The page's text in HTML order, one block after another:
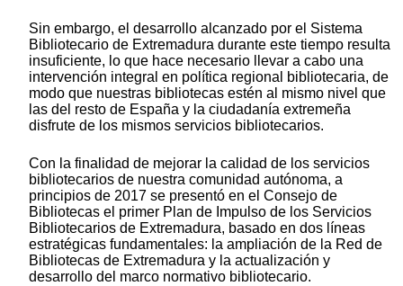
Sin embargo, el desarrollo alcanzado por el Sistema
Bibliotecario de Extremadura durante este tiempo resulta
insuficiente, lo que hace necesario llevar a cabo una
intervención integral en política regional bibliotecaria, de
modo que nuestras bibliotecas estén al mismo nivel que
las del resto de España y la ciudadanía extremeña
disfrute de los mismos servicios bibliotecarios.
Con la finalidad de mejorar la calidad de los servicios
bibliotecarios de nuestra comunidad autónoma, a
principios de 2017 se presentó en el Consejo de
Bibliotecas el primer Plan de Impulso de los Servicios
Bibliotecarios de Extremadura, basado en dos líneas
estratégicas fundamentales: la ampliación de la Red de
Bibliotecas de Extremadura y la actualización y
desarrollo del marco normativo bibliotecario.